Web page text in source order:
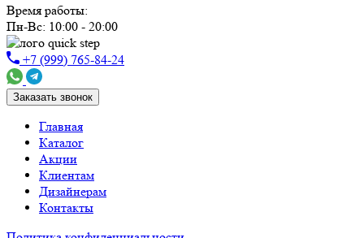
Время работы:
Пн-Вс: 10:00 - 20:00
+7 (999) 765-84-24
Заказать звонок
Главная
Каталог
Акции
Клиентам
Дизайнерам
Контакты